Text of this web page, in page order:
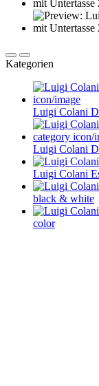
Kategorien
Luigi Colani
Luigi Colani
Luigi Colani
black & white
color